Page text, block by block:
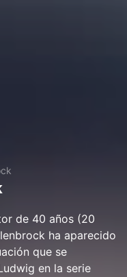
de 40 años (20
ha aparecido
que se
en la serie